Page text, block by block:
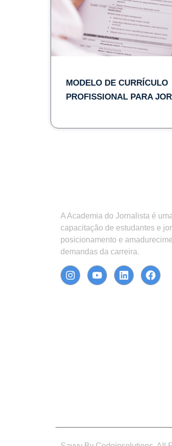
MODELO DE CURRÍCULO
PROFISSIONAL PARA
A Academia do Jornalista é
capacitação de estudantes e
posicionamento e
demandas da carreira.